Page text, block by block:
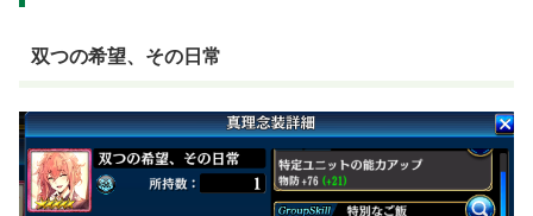
双つの希望、その日常